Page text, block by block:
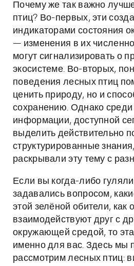
Почему же так важно
птиц? Во-первых, эти
индикаторами состояния
— изменения в их
могут сигнализировать о
экосистеме. Во-вторых,
поведения лесных птиц
ценить природу, но и
сохранению. Однако
информации, доступной
выделить действительно
структурированные
раскрывали эту тему с
Если вы когда-либо
задавались вопросом,
этой зелёной обители, как
взаимодействуют друг с
окружающей средой, то
именно для вас. Здесь мы
рассмотрим лесных птиц: